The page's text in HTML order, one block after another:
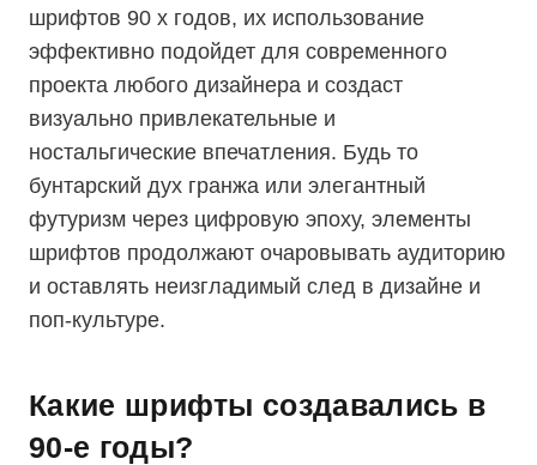
шрифтов 90 х годов, их использование
эффективно подойдет для современного
проекта любого дизайнера и создаст
визуально привлекательные и
ностальгические впечатления. Будь то
бунтарский дух гранжа или элегантный
футуризм через цифровую эпоху, элементы
шрифтов продолжают очаровывать аудиторию
и оставлять неизгладимый след в дизайне и
поп-культуре.
Какие шрифты создавались в
90-е годы?